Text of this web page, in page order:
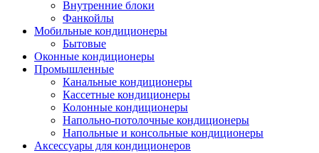
Внутренние блоки
Фанкойлы
Мобильные кондиционеры
Бытовые
Оконные кондиционеры
Промышленные
Канальные кондиционеры
Кассетные кондиционеры
Колонные кондиционеры
Напольно-потолочные кондиционеры
Напольные и консольные кондиционеры
Аксессуары для кондиционеров